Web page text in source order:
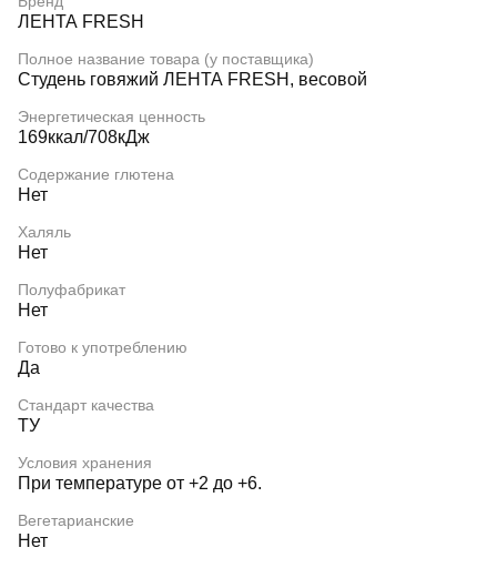
ЛЕНТА FRESH
Полное название товара (у поставщика)
Студень говяжий ЛЕНТА FRESH, весовой
Энергетическая ценность
169ккал/708кДж
Содержание глютена
Нет
Халяль
Нет
Полуфабрикат
Нет
Готово к употреблению
Да
Стандарт качества
ТУ
Условия хранения
При температуре от +2 до +6.
Вегетарианские
Нет